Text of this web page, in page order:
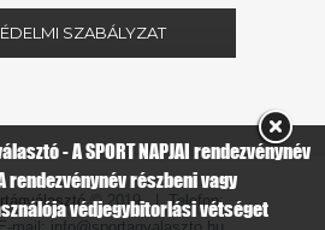
SZABÁLYZAT
© 2019 | Telefon:
- A SPORT NAPJAI rendezvénynév
A rendezvénynév részbeni vagy
védjegybitorlási vétséget